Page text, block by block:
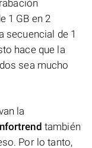
1 GB en 2
secuencial de 1
hace que la
sea mucho
la
también
Por lo tanto,